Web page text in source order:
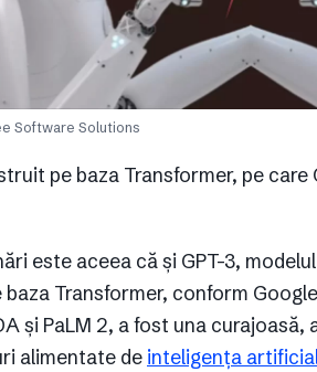
Software Solutions
pe baza Transformer, pe
este aceea că și GPT-3,
Transformer, conform
și PaLM 2, a fost una
alimentate de inteligența